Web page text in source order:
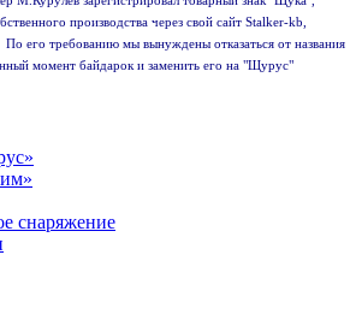
производства через свой сайт Stalker-kb,
его требованию мы вынуждены отказаться от названия
момент байдарок и заменить его на "Щурус"
снаряжение